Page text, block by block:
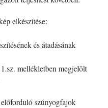
elkészítése:
és átadásának
mellékletben megjelölt
szúnyogfajok